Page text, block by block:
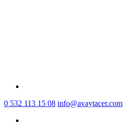
0 532 113 15 08 info@avaytacer.com